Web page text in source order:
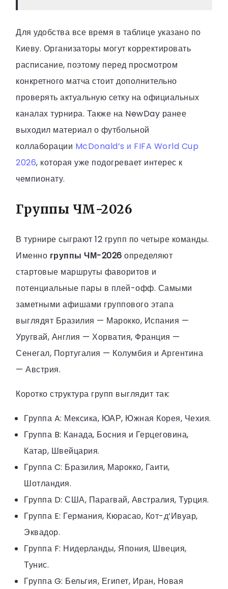
Для удобства все время в таблице указано по
Киеву. Организаторы могут корректировать
расписание, поэтому перед просмотром
конкретного матча стоит дополнительно
проверять актуальную сетку на официальных
каналах турнира. Также на NewDay ранее
выходил материал о футбольной
коллаборации McDonald’s и FIFA World Cup
2026, которая уже подогревает интерес к
чемпионату.
Группы ЧМ-2026
В турнире сыграют 12 групп по четыре команды.
Именно группы ЧМ-2026 определяют
стартовые маршруты фаворитов и
потенциальные пары в плей-офф. Самыми
заметными афишами группового этапа
выглядят Бразилия — Марокко, Испания —
Уругвай, Англия — Хорватия, Франция —
Сенегал, Португалия — Колумбия и Аргентина
— Австрия.
Коротко структура групп выглядит так:
Группа A: Мексика, ЮАР, Южная Корея, Чехия.
Группа B: Канада, Босния и Герцеговина,
Катар, Швейцария.
Группа C: Бразилия, Марокко, Гаити,
Шотландия.
Группа D: США, Парагвай, Австралия, Турция.
Группа E: Германия, Кюрасао, Кот-д’Ивуар,
Эквадор.
Группа F: Нидерланды, Япония, Швеция,
Тунис.
Группа G: Бельгия, Египет, Иран, Новая